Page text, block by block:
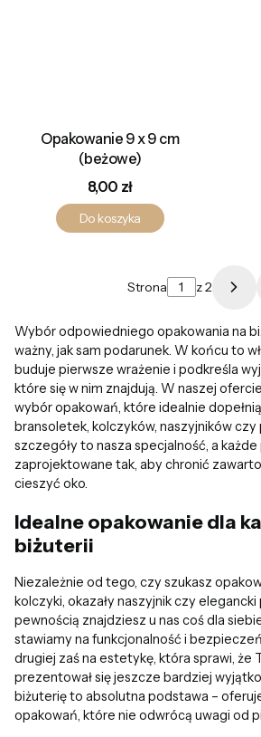
Opakowanie 9 x 9 cm
(beżowe)
Cena
8,00 zł
Do koszyka
Strona z 2
Wybór odpowiedniego opakowania na
ważny, jak sam podarunek. W końcu to
buduje pierwsze wrażenie i podkreśla
które się w nim znajdują. W naszej
wybór opakowań, które idealnie
bransoletek, kolczyków, naszyjników czy
szczegóły to nasza specjalność, a
zaprojektowane tak, aby chronić
cieszyć oko.
Idealne opakowanie dla
biżuterii
Niezależnie od tego, czy szukasz
kolczyki, okazały naszyjnik czy
pewnością znajdziesz u nas coś dla
stawiamy na funkcjonalność i
drugiej zaś na estetykę, która sprawi, że
prezentował się jeszcze bardziej
biżuterię to absolutna podstawa –
opakowań, które nie odwrócą uwagi od